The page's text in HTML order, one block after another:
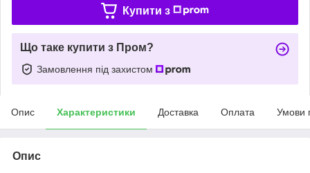
Купити з
Що таке купити з Пром?
Замовлення під захистом
Опис Характеристики Доставка Оплата Умови
Опис